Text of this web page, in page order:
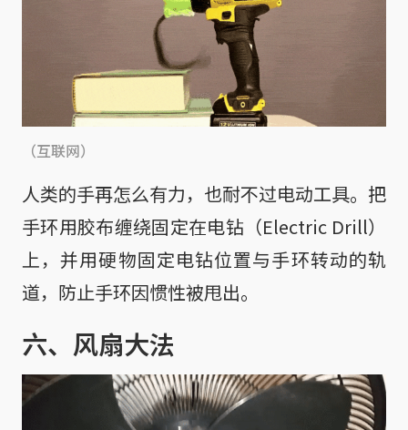
（互联网）
人类的手再怎么有力，也耐不过电动工具。把
手环用胶布缠绕固定在电钻（Electric Drill）
上，并用硬物固定电钻位置与手环转动的轨
道，防止手环因惯性被甩出。
六、风扇大法